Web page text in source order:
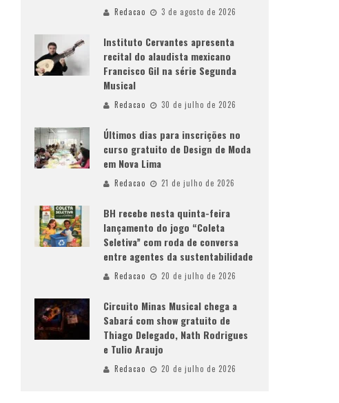
Redacao 3 de agosto de 2026
Instituto Cervantes apresenta
recital do alaudista mexicano
Francisco Gil na série Segunda
Musical
Redacao 30 de julho de 2026
Últimos dias para inscrições no
curso gratuito de Design de Moda
em Nova Lima
Redacao 21 de julho de 2026
BH recebe nesta quinta-feira
lançamento do jogo “Coleta
Seletiva” com roda de conversa
entre agentes da sustentabilidade
Redacao 20 de julho de 2026
Circuito Minas Musical chega a
Sabará com show gratuito de
Thiago Delegado, Nath Rodrigues
e Tulio Araujo
Redacao 20 de julho de 2026